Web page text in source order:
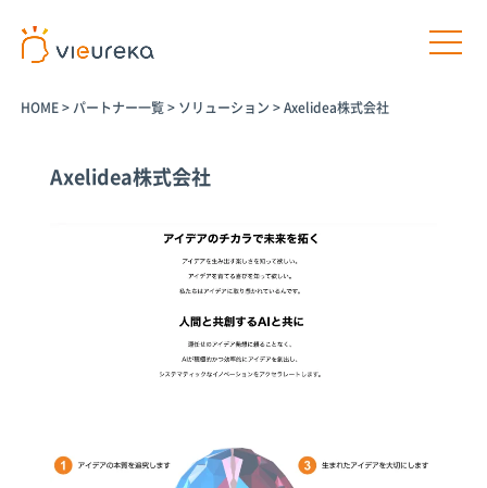
メラ
SDK
パートナー
パートナー一
AIカメラ活用
のご相談
商業施設
AIカメラ活
HOME> パートナー一覧> ソリューション > Axelidea株式会社
Axelidea株式会社